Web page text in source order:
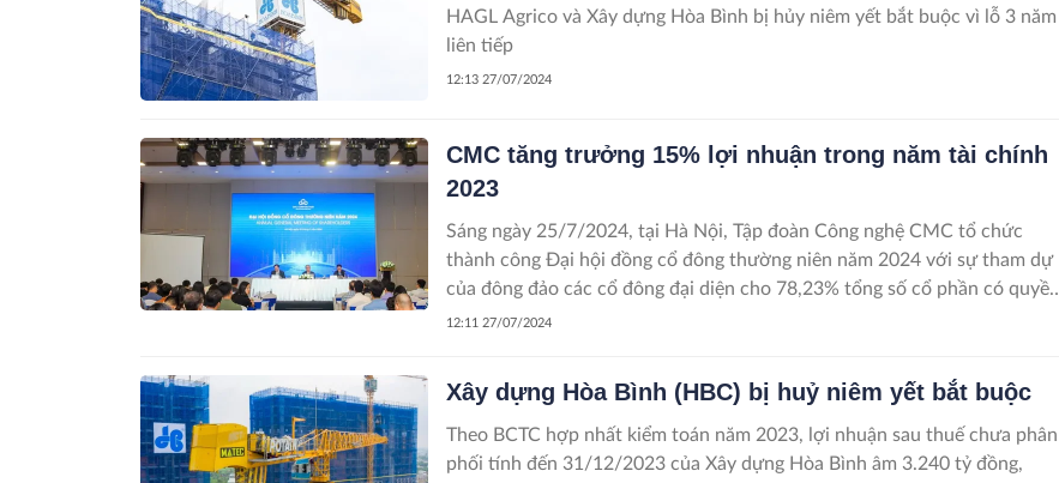
HAGL Agrico và Xây dựng Hòa Bình bị hủy niêm yết bắt buộc vì lỗ 3 năm
liên tiếp
12:13 27/07/2024
CMC tăng trưởng 15% lợi nhuận trong năm tài chính
2023
Sáng ngày 25/7/2024, tại Hà Nội, Tập đoàn Công nghệ CMC tổ chức
thành công Đại hội đồng cổ đông thường niên năm 2024 với sự tham dự
của đông đảo các cổ đông đại diện cho 78,23% tổng số cổ phần có quyền
biểu quyết của công ty. Toàn bộ các báo cáo và tờ trình đã được Đại hội
12:11 27/07/2024
Xây dựng Hòa Bình (HBC) bị huỷ niêm yết bắt buộc
Theo BCTC hợp nhất kiểm toán năm 2023, lợi nhuận sau thuế chưa phân
phối tính đến 31/12/2023 của Xây dựng Hòa Bình âm 3.240 tỷ đồng,